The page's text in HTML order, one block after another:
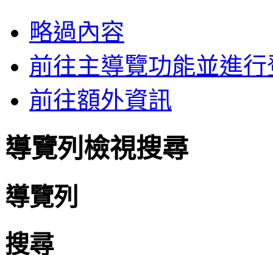
略過內容
前往主導覽功能並進行
前往額外資訊
導覽列檢視搜尋
導覽列
搜尋